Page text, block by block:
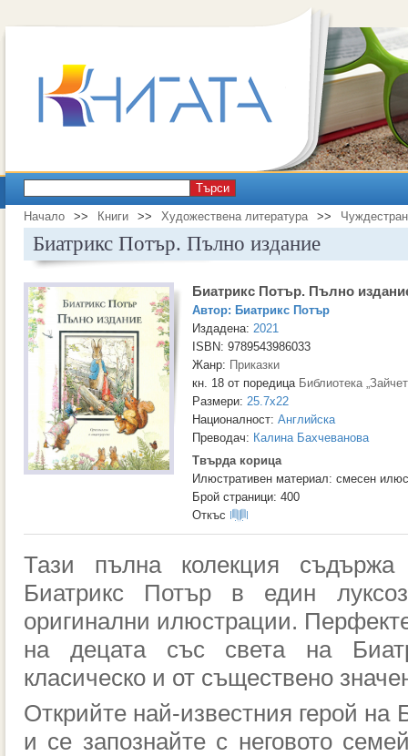
Търси
Начало >> Книги >> Художествена литература >>
Биатрикс Потър. Пълно издание
Биатрикс Потър. Пълно
Автор: Биатрикс Потър
Издадена: 2021
ISBN: 9789543986033
Жанр: Приказки
кн. 18 от поредица Библиотека
Размери: 25.7x22
Националност: Английска
Преводач: Калина Бахчеванова
Твърда корица
Илюстративен материал: смесен
Брой страници: 400
Откъс
Тази пълна колекция
Биатрикс Потър в един
оригинални илюстрации.
на децата със света на
класическо и от съществено
Открийте най-известния герой на
и се запознайте с неговото